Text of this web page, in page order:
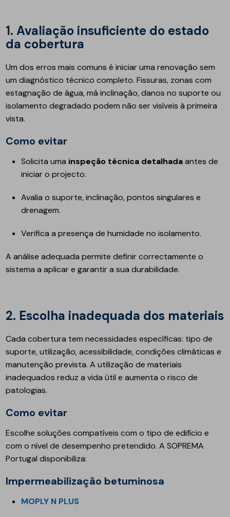
1. Avaliação insuficiente do estado
da cobertura
Um dos erros mais comuns é iniciar uma renovação sem
um diagnóstico técnico completo. Fissuras, zonas com
estagnação de água, má inclinação, danos no suporte ou
isolamento degradado podem não ser visíveis à primeira
vista.
Como evitar
Solicita uma inspeção técnica detalhadaantes de
iniciar o projecto.
Avalia o suporte, inclinação, pontos singulares e
drenagem.
Verifica a presença de humidade no isolamento.
A análise adequada permite definir correctamente o
sistema a aplicar e garantir a sua durabilidade.
2. Escolha inadequada dos materiais
Cada cobertura tem necessidades específicas: tipo de
suporte, utilização, acessibilidade, condições climáticas e
manutenção prevista. A utilização de materiais
inadequados reduz a vida útil e aumenta o risco de
patologias.
Como evitar
Escolhe soluções compatíveis com o tipo de edifício e
com o nível de desempenho pretendido. A SOPREMA
Portugal disponibiliza:
Impermeabilização betuminosa
MOPLY N PLUS